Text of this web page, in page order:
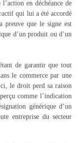
en déchéance de
qui lui a été accordé
preuve que le signe est
d’un produit ou d’un
de garantir que tout
le commerce par une
le droit perd sa raison
comme l’indication
générique d’un
entreprise du secteur